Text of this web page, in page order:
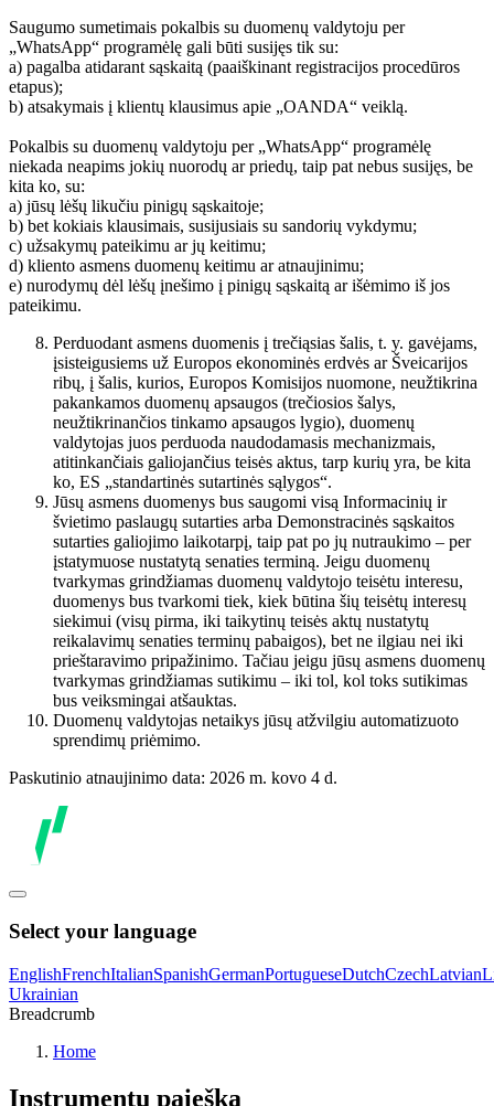
Saugumo sumetimais pokalbis su duomenų valdytoju per
„WhatsApp“ programėlę gali būti susijęs tik su:
a) pagalba atidarant sąskaitą (paaiškinant registracijos procedūros
etapus);
b) atsakymais į klientų klausimus apie „OANDA“ veiklą.
Pokalbis su duomenų valdytoju per „WhatsApp“ programėlę
niekada neapims jokių nuorodų ar priedų, taip pat nebus susijęs, be
kita ko, su:
a) jūsų lėšų likučiu pinigų sąskaitoje;
b) bet kokiais klausimais, susijusiais su sandorių vykdymu;
c) užsakymų pateikimu ar jų keitimu;
d) kliento asmens duomenų keitimu ar atnaujinimu;
e) nurodymų dėl lėšų įnešimo į pinigų sąskaitą ar išėmimo iš jos
pateikimu.
Perduodant asmens duomenis į trečiąsias šalis, t. y. gavėjams,
įsisteigusiems už Europos ekonominės erdvės ar Šveicarijos
ribų, į šalis, kurios, Europos Komisijos nuomone, neužtikrina
pakankamos duomenų apsaugos (trečiosios šalys,
neužtikrinančios tinkamo apsaugos lygio), duomenų
valdytojas juos perduoda naudodamasis mechanizmais,
atitinkančiais galiojančius teisės aktus, tarp kurių yra, be kita
ko, ES „standartinės sutartinės sąlygos“.
Jūsų asmens duomenys bus saugomi visą Informacinių ir
švietimo paslaugų sutarties arba Demonstracinės sąskaitos
sutarties galiojimo laikotarpį, taip pat po jų nutraukimo – per
įstatymuose nustatytą senaties terminą. Jeigu duomenų
tvarkymas grindžiamas duomenų valdytojo teisėtu interesu,
duomenys bus tvarkomi tiek, kiek būtina šių teisėtų interesų
siekimui (visų pirma, iki taikytinų teisės aktų nustatytų
reikalavimų senaties terminų pabaigos), bet ne ilgiau nei iki
prieštaravimo pripažinimo. Tačiau jeigu jūsų asmens duomenų
tvarkymas grindžiamas sutikimu – iki tol, kol toks sutikimas
bus veiksmingai atšauktas.
Duomenų valdytojas netaikys jūsų atžvilgiu automatizuoto
sprendimų priėmimo.
Paskutinio atnaujinimo data: 2026 m. kovo 4 d.
Select your language
EnglishFrenchItalianSpanishGermanPortugueseDutchCzechLatvian
Ukrainian
Breadcrumb
Home
Instrumentų paieška